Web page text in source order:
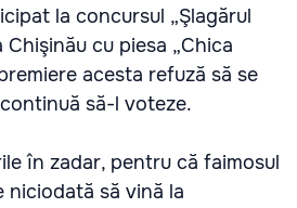
la concursul „Şlagărul
cu piesa „Chica
acesta refuză să se
să-l voteze.
în zadar, pentru că faimosul
niciodată să vină la